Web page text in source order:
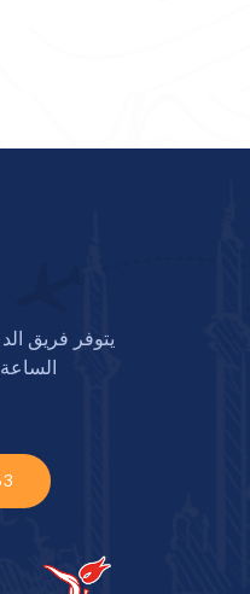
يتوفر فريق